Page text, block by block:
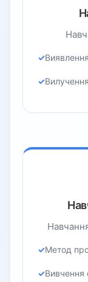
Метод
Вивчення